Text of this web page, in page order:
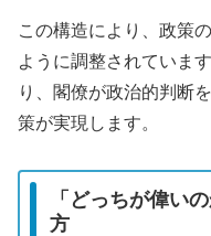
この構造により、政策
ように調整されていま
り、閣僚が政治的判断
策が実現します。
「どっちが偉い
方